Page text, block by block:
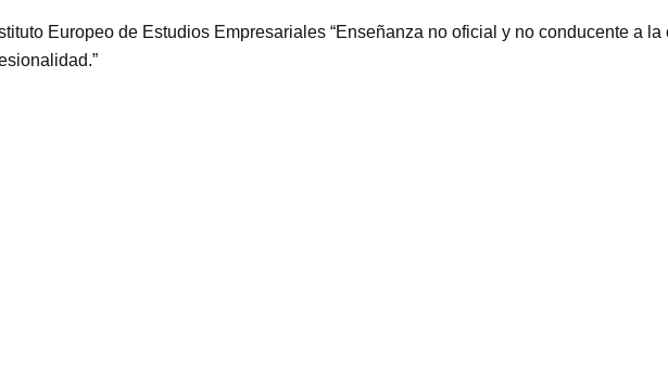
Europeo de Estudios Empresariales “Enseñanza no oficial y no conducente a